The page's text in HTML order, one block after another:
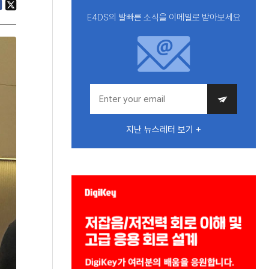
E4DS의 발빠른 소식을 이메일로 받아보세요
지난 뉴스레터 보기 +